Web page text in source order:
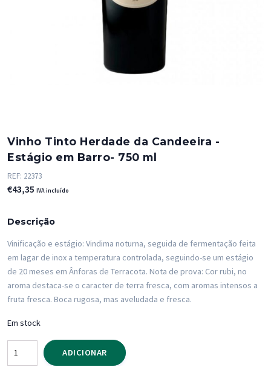
Vinho Tinto Herdade da Candeeira -
Estágio em Barro- 750 ml
REF: 22373
€43,35 IVA incluído
Descrição
Vinificação e estágio: Vindima noturna, seguida de fermentação feita
em lagar de inox a temperatura controlada, seguindo-se um estágio
de 20 meses em Ânforas de Terracota. Nota de prova: Cor rubi, no
aroma destaca-se o caracter de terra fresca, com aromas intensos a
fruta fresca. Boca rugosa, mas aveludada e fresca.
Em stock
Quantidade
de
ADICIONAR